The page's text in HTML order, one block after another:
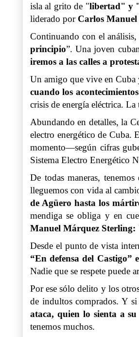
isla al grito de "libertad" y
liderado por Carlos
Continuando con el
principio”. Una joven
iremos a las calles a
Un amigo que vive en Cuba
cuando los
crisis de energía eléctrica.
Abundando en detalles, la
electro energético de Cuba.
momento—según cifras
Sistema Electro Energético
De todas maneras,
lleguemos con vida al
de Agüero hasta los
mendiga se obliga y en
Manuel Márquez Sterling:
Desde el punto de vista
“En defensa del
Nadie que se respete puede
Por ese sólo delito y los
de indultos comprados. Y
ataca, quien lo sienta a
tenemos muchos.